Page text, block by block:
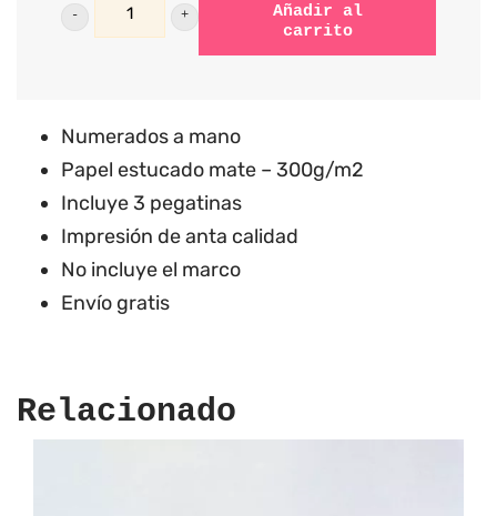
print
cantidad
Añadir al
carrito
Numerados a mano
Papel estucado mate – 300g/m2
Incluye 3 pegatinas
Impresión de anta calidad
No incluye el marco
Envío gratis
Relacionado